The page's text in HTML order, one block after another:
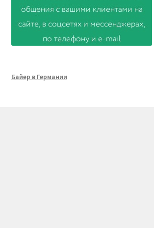
Байер в Германии